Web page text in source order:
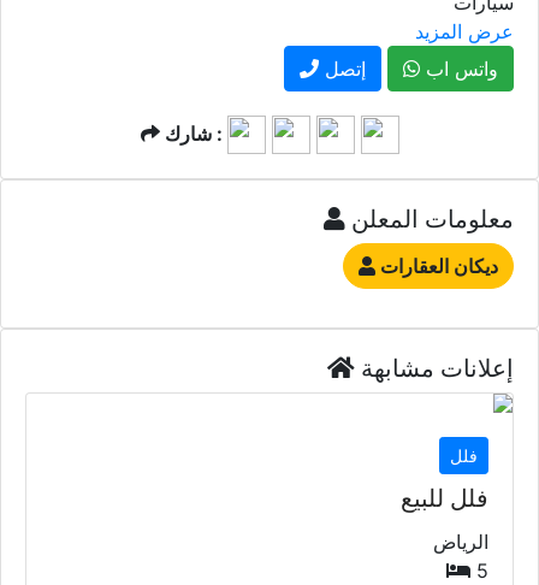
عرض المزيد
إتصل
واتس اب
شارك :
معلومات المعلن
ديكان العقارات
إعلانات مشابهة
فلل
فلل للبيع
الرياض
5